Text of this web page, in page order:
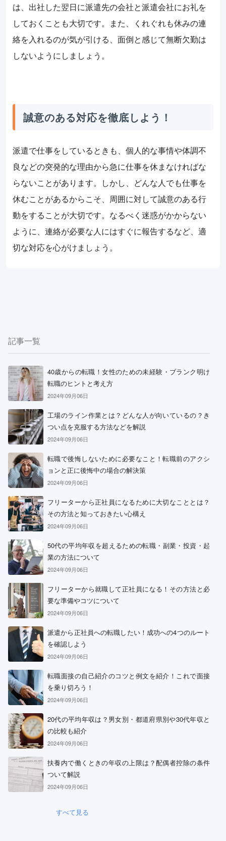
は、出社した翌日に派遣先の会社と派遣会社にお礼を
しておくことも大切です。また、くれぐれも休みの連
絡を入れるのが気が引ける、面倒と感じて無断欠勤は
しないようにしましょう。
誠意のある対応を徹底しよう！
派遣で仕事をしているときも、個人的な事情や体調不
良などの突発的な理由から急に仕事を休まなければな
らないことがあります。しかし、どんな人でも仕事を
休むことがあるからこそ、周囲に対して誠意のある行
動をすることが大切です。なるべく迷惑がかからない
ように、連絡が必要な人にはすぐに報告するなど、適
切な対応を心がけましょう。
記事一覧
40歳からの転職！女性のための未経験・ブランク明け
転職のヒントと考え方
2024年09月06日
工場のライン作業とは？どんな人が向いているの？き
つい点を克服する方法などを解説
2024年09月06日
転職で後悔しないために必要なこと！転職前のアクシ
ョンと正に後悔中の場合の解決策
2024年09月06日
フリーターから正社員になるために大切なこととは？
その方法と知っておきたい心構え
2024年09月06日
50代の平均年収を超えるための転職・副業・投資・起
業の方法について
2024年09月06日
フリーターから就職して正社員になる！その方法と必
要な準備やコツについて
2024年09月06日
派遣から正社員への転職したい！成功への4つのルート
を確認しよう
2024年09月06日
転職面接の自己紹介のコツと例文を紹介！これで面接
を乗り切ろう！
2024年09月06日
20代の平均年収は？男女別・都道府県別や30代年収と
の比較も紹介
2024年09月06日
扶養内で働くときの年収の上限は？配偶者控除の条件
ついて解説
2024年09月06日
すべて見る